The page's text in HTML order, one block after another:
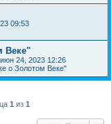
09:53
Веке"
24, 2023 12:26
о Золотом Веке"
1 из 1